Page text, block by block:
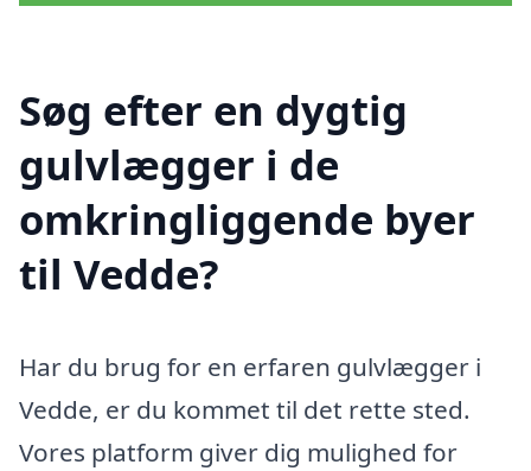
Søg efter en dygtig
gulvlægger i de
omkringliggende byer
til Vedde?
Har du brug for en erfaren gulvlægger i
Vedde, er du kommet til det rette sted.
Vores platform giver dig mulighed for